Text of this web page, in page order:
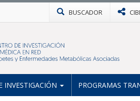
BUSCADOR
INVESTIGACIÓN PROGRAMAS